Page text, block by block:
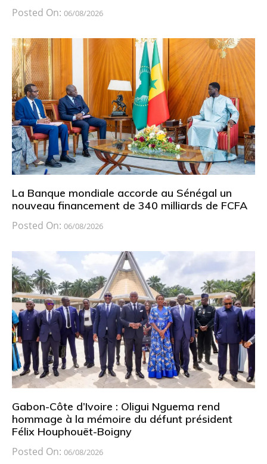
Posted On: 06/08/2026
La Banque mondiale accorde au Sénégal un
nouveau financement de 340 milliards de FCFA
Posted On: 06/08/2026
Gabon-Côte d’Ivoire : Oligui Nguema rend
hommage à la mémoire du défunt président
Félix Houphouët-Boigny
Posted On: 06/08/2026